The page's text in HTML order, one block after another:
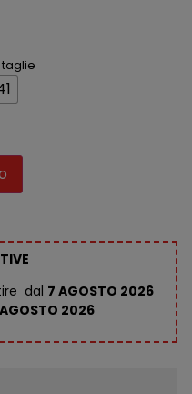
dal 7 AGOSTO 2026
2026